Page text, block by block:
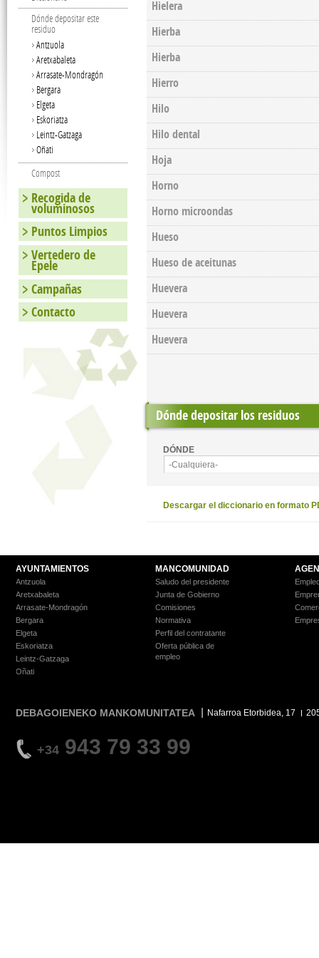
Hielera
Hierba
Hierba
Hierro
Hilo
Hilo dental
Hoja
Horno
Horno microondas
Hueso
Hueso de aceitunas
Huevera
Huevera
Huevera
Dónde depositar los residuos
DÓNDE
-Cualquiera-
Descargar el diccionario en formato
Dónde depositar este
residuo
Antzuola
Aretxabaleta
Arrasate-Mondragón
Bergara
Elgeta
Eskoriatza
Leintz-Gatzaga
Oñati
Compost
Recogida de
voluminosos
Puntos Limpios
Vertedero de
Epele
Campañas
Contacto
AYUNTAMIENTOS
Antzuola
Aretxabaleta
Arrasate-Mondragón
Bergara
Elgeta
Eskoriatza
Leintz-Gatzaga
Oñati
MANCOMUNIDAD
Saludo del presidente
Junta de Gobierno
Comisiones
Normativa
Perfil del contratante
Oferta pública de
empleo
DEBAGOIENEKO MANKOMUNITATEA Nafarroa Etorbidea, 17
+34 943 79 33 99